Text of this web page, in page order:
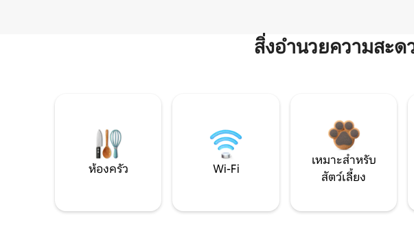
สิ่งอำนวยความสะ
ห้องครัว Wi-Fi
เหมาะสำหรับ
สัตว์เลี้ยง